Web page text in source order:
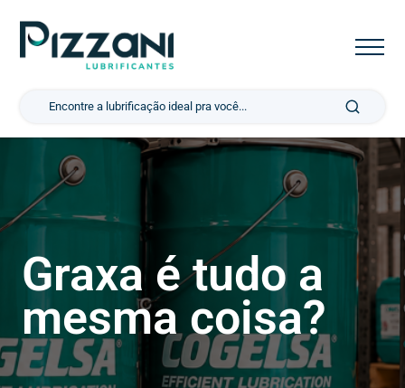
Graxa é tudo a
mesma coisa?